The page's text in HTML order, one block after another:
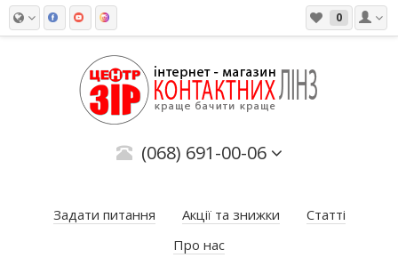
0
(068) 691-00-06
Задати питання Акції та знижки
Статті
Про нас